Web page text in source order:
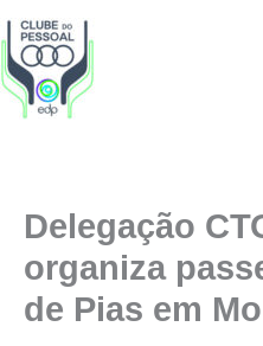
to
content
Delegação
organiza
de Pias em